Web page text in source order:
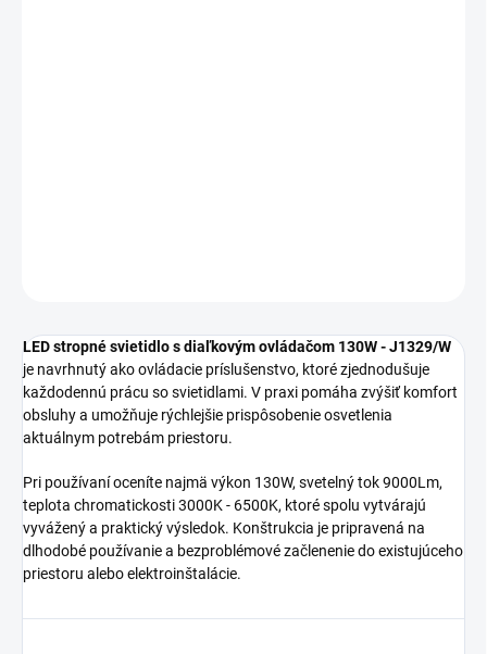
LED stropné svietidlo s diaľkovým ovládačom 130W - J1329/W
je navrhnutý ako ovládacie príslušenstvo, ktoré zjednodušuje
každodennú prácu so svietidlami. V praxi pomáha zvýšiť komfort
obsluhy a umožňuje rýchlejšie prispôsobenie osvetlenia
aktuálnym potrebám priestoru.
Pri používaní oceníte najmä výkon 130W, svetelný tok 9000Lm,
teplota chromatickosti 3000K - 6500K, ktoré spolu vytvárajú
vyvážený a praktický výsledok. Konštrukcia je pripravená na
dlhodobé používanie a bezproblémové začlenenie do existujúceho
priestoru alebo elektroinštalácie.